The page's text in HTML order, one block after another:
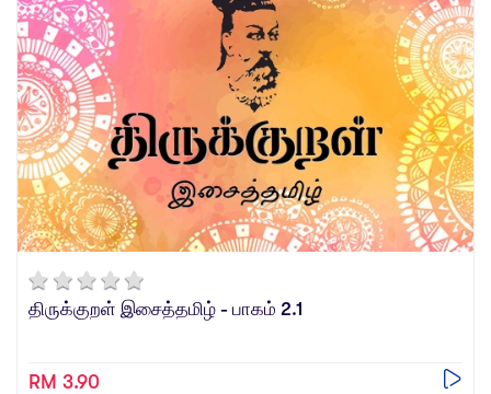
திருக்குறள் இசைத்தமிழ் - பாகம் 2.1
RM 3.90